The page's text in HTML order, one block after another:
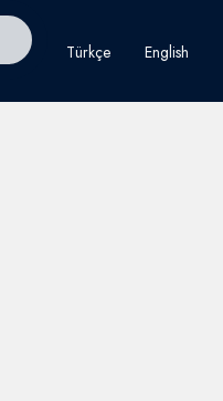
Türkçe English